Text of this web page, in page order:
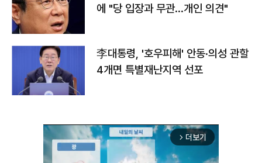
에 "당 입장과 무관…개인 의견"
李대통령, '호우피해' 안동·의성 관할
4개면 특별재난지역 선포
arrow_forward_ios 더보기